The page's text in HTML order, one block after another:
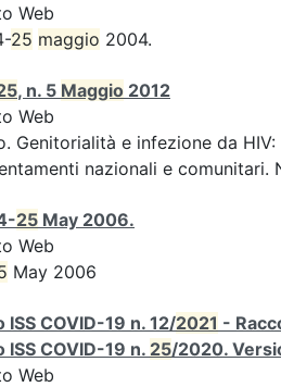
Web
25 maggio 2004.
, n. 5 Maggio 2012
Web
Genitorialità e infezione da
nazionali e comunitari.
25 May 2006.
Web
May 2006
ISS COVID-19 n. 12/2021 -
ISS COVID-19 n. 25/2020.
Web